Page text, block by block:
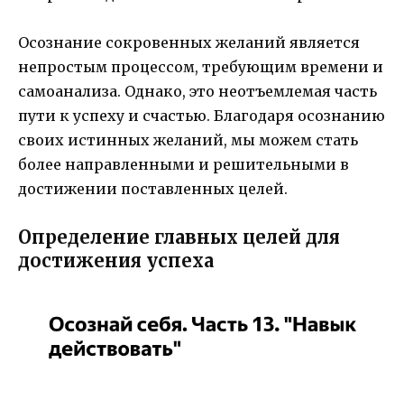
Осознание сокровенных желаний является
непростым процессом, требующим времени и
самоанализа. Однако, это неотъемлемая часть
пути к успеху и счастью. Благодаря осознанию
своих истинных желаний, мы можем стать
более направленными и решительными в
достижении поставленных целей.
Определение главных целей для
достижения успеха